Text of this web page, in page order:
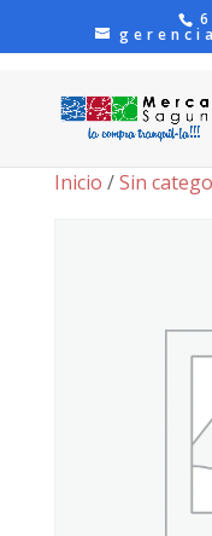
Inicio /Sin